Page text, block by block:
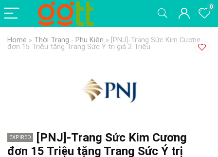
0
Home » Thời Trang - Phụ Kiện »
[PNJ]-Trang Sức Kim Cương
đơn 15 Triệu tặng Trang Sức Ý trị giá 2 Triệu
EXPIRED
[PNJ]-Trang Sức Kim Cương
đơn 15 Triệu tặng Trang Sức Ý trị